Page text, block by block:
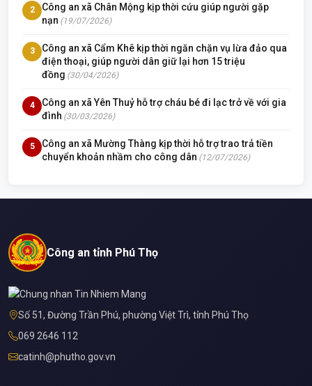
2
Công an xã Chân Mộng kịp thời cứu giúp người gặp
nạn (19/07/2026)
3
Công an xã Cẩm Khê kịp thời ngăn chặn vụ lừa đảo qua
điện thoại, giúp người dân giữ lại hơn 15 triệu
đồng (30/04/2026)
4
Công an xã Yên Thuỷ hỗ trợ cháu bé đi lạc trở về với gia
đình (30/03/2026)
5
Công an xã Mường Thàng kịp thời hỗ trợ trao trả tiền
chuyển khoản nhầm cho công dân (12/07/2026)
Công an tỉnh Phú Thọ
Số 51, Đường Trần Phú, phường Việt Trì, tỉnh Phú Thọ
069 2646 112
catinh@phutho.gov.vn